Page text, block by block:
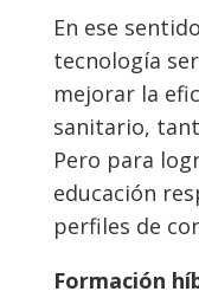
En ese
tecnología
mejorar la
sanitario,
Pero para
educación
perfiles de
Formación